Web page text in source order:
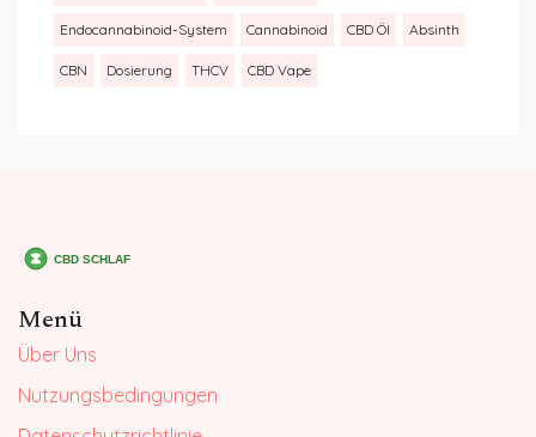
Endocannabinoid-System Cannabinoid CBD Öl Absinth
CBN Dosierung THCV CBD Vape
Menü
Über Uns
Nutzungsbedingungen